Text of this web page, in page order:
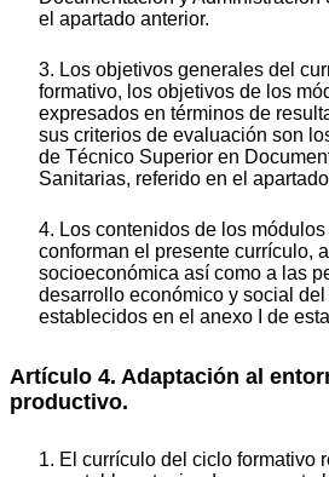
el apartado anterior.
3. Los objetivos generales del
formativo, los objetivos de los
expresados en términos de
sus criterios de evaluación son
de Técnico Superior en
Sanitarias, referido en el
4. Los contenidos de los
conforman el presente currículo,
socioeconómica así como a las
desarrollo económico y social
establecidos en el anexo I de
Artículo 4. Adaptación al
productivo.
1. El currículo del ciclo formativo